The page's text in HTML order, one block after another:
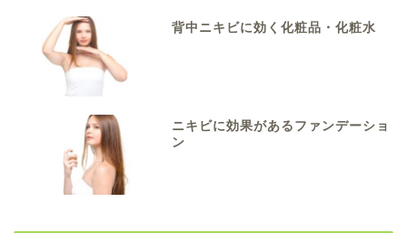
背中ニキビに効く化粧品・化粧水
ニキビに効果があるファンデーショ
ン